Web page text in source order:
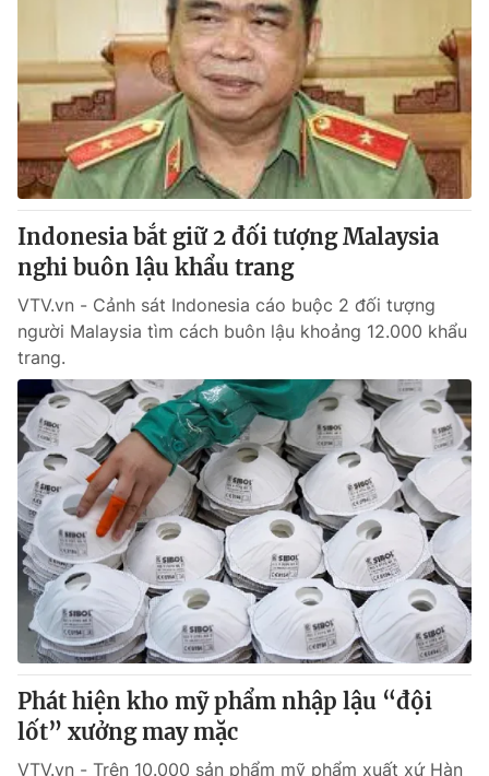
Indonesia bắt giữ 2 đối tượng Malaysia
nghi buôn lậu khẩu trang
VTV.vn - Cảnh sát Indonesia cáo buộc 2 đối tượng
người Malaysia tìm cách buôn lậu khoảng 12.000 khẩu
trang.
Phát hiện kho mỹ phẩm nhập lậu “đội
lốt” xưởng may mặc
VTV.vn - Trên 10.000 sản phẩm mỹ phẩm xuất xứ Hàn